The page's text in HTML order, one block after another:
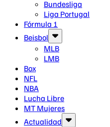
Bundesliga
Liga Portugal
Fórmula 1
Beisbol
MLB
LMB
Box
NFL
NBA
Lucha Libre
MT Mujeres
Actualidad